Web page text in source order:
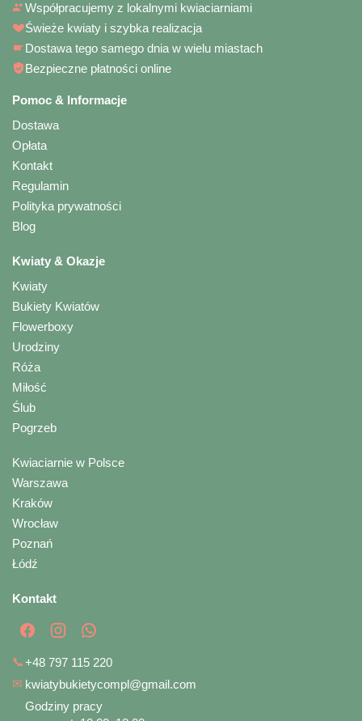
Współpracujemy z lokalnymi kwiaciarniami
Świeże kwiaty i szybka realizacja
Dostawa tego samego dnia w wielu miastach
Bezpieczne płatności online
Pomoc & Informacje
Dostawa
Opłata
Kontakt
Regulamin
Polityka prywatności
Blog
Kwiaty & Okazje
Kwiaty
Bukiety Kwiatów
Flowerboxy
Urodziny
Róża
Miłość
Ślub
Pogrzeb
Kwiaciarnie w Polsce
Warszawa
Kraków
Wrocław
Poznań
Łódź
Kontakt
📞+48 797 115 220
✉ kwiatybukietycompl@gmail.com
Godziny pracy